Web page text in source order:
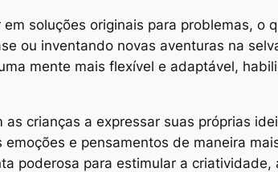
soluções originais para problemas, o
ou inventando novas aventuras na
mente mais flexível e adaptável,
crianças a expressar suas próprias
e pensamentos de maneira
poderosa para estimular a criatividade,